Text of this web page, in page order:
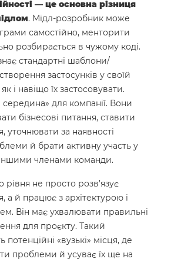
— це основна різниця
. Мідл-розробник може
самостійно, менторити
розбирається в чужому коді.
стандартні шаблони/
застосунків у своїй
і навіщо їх застосовувати.
для компанії. Вони
бізнесові питання, ставити
уточнювати за наявності
й брати активну участь у
членами команди.
не просто розв’язує
а й працює з архітектурою і
Він має ухвалювати правильні
для проєкту. Такий
потенційні «вузькі» місця, де
проблеми й усуває їх ще на